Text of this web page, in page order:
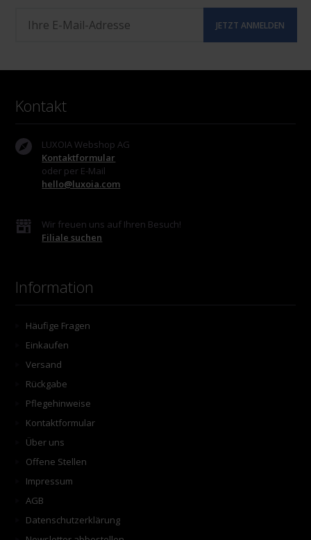
Kontakt
LUXOIA Webshop AG
Kontaktformular
oder per E-Mail
hello@luxoia.com
Wir freuen uns auf Ihren Besuch!
Filiale suchen
Information
Häufige Fragen
Einkaufen
Versand
Rückgabe
Pflegehinweise
Kontaktformular
Über uns
Offene Stellen
Impressum
AGB
Datenschutzerklärung